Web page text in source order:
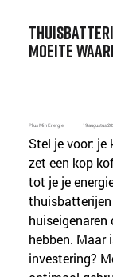
moeite
Plus Min Energie 19 augustus
Stel je voor:
zet een kop
tot je je
huiseigenaren
hebben. Maar
investering?